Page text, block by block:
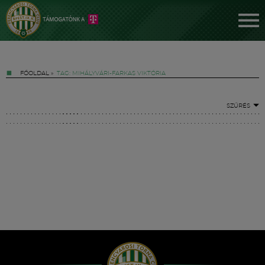
FŐOLDAL » TAG: MIHÁLYVÁRI-FARKAS VIKTÓRIA
SZŰRÉS
Hírek